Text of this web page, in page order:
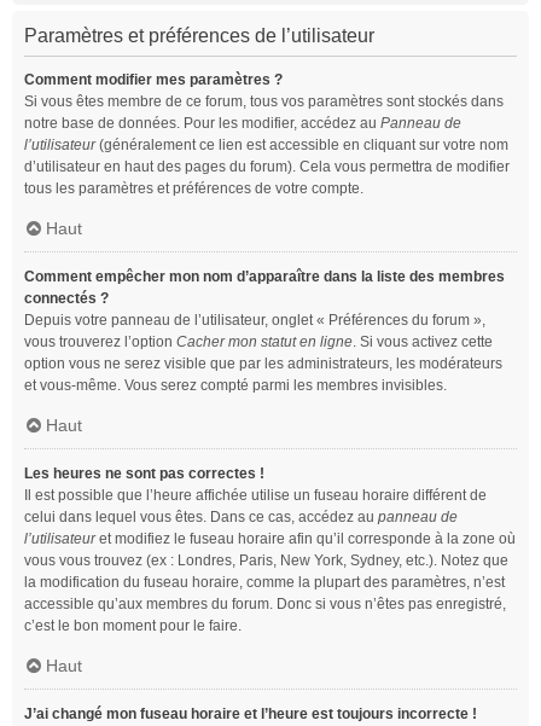
Paramètres et préférences de l’utilisateur
Comment modifier mes paramètres ?
Si vous êtes membre de ce forum, tous vos paramètres sont stockés dans
notre base de données. Pour les modifier, accédez au Panneau de
l’utilisateur(généralement ce lien est accessible en cliquant sur votre nom
d’utilisateur en haut des pages du forum). Cela vous permettra de modifier
tous les paramètres et préférences de votre compte.
Haut
Comment empêcher mon nom d’apparaître dans la liste des membres
connectés ?
Depuis votre panneau de l’utilisateur, onglet « Préférences du forum »,
vous trouverez l’option Cacher mon statut en ligne. Si vous activez cette
option vous ne serez visible que par les administrateurs, les modérateurs
et vous-même. Vous serez compté parmi les membres invisibles.
Haut
Les heures ne sont pas correctes !
Il est possible que l’heure affichée utilise un fuseau horaire différent de
celui dans lequel vous êtes. Dans ce cas, accédez au panneau de
l’utilisateuret modifiez le fuseau horaire afin qu’il corresponde à la zone où
vous vous trouvez (ex : Londres, Paris, New York, Sydney, etc.). Notez que
la modification du fuseau horaire, comme la plupart des paramètres, n’est
accessible qu’aux membres du forum. Donc si vous n’êtes pas enregistré,
c’est le bon moment pour le faire.
Haut
J’ai changé mon fuseau horaire et l’heure est toujours incorrecte !